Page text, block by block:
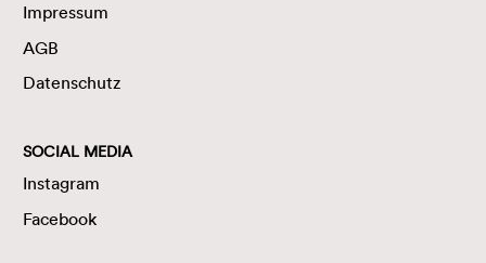
Impressum
AGB
Datenschutz
SOCIAL MEDIA
Instagram
Facebook